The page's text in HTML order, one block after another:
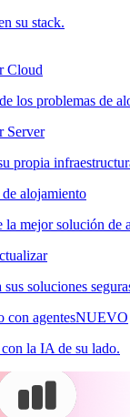
su stack.
Cloud
los problemas de
Server
propia
alojamiento
la mejor solución de
sus soluciones
con agentesNUEVO
la IA de su lado.